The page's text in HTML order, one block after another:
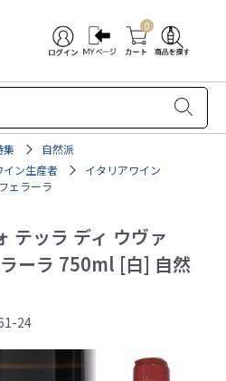
0
集
自然派
イン生産者
イタリアワイン
ェラーラ
テッラ ディ ウヴァ
ーラ 750ml [白] 自然
24